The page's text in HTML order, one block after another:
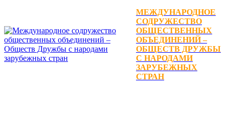
МЕЖДУНАРОДНОЕ
СОДРУЖЕСТВО
ОБЩЕСТВЕННЫХ
ОБЪЕДИНЕНИЙ –
ОБЩЕСТВ ДРУЖБЫ
С НАРОДАМИ
ЗАРУБЕЖНЫХ
СТРАН